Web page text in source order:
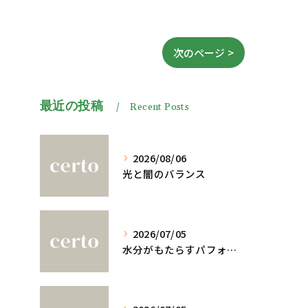
次のページ >
最近の投稿 Recent Posts
2026/08/06
光と闇のバランス
2026/07/05
水分がもたらすパフォーマンスへの影響